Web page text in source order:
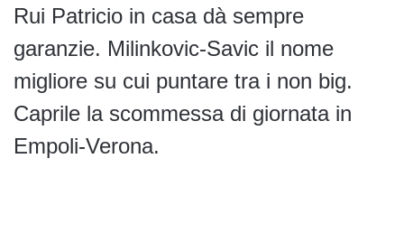
Rui Patricio in casa dà sempre
garanzie. Milinkovic-Savic il nome
migliore su cui puntare tra i non big.
Caprile la scommessa di giornata in
Empoli-Verona.